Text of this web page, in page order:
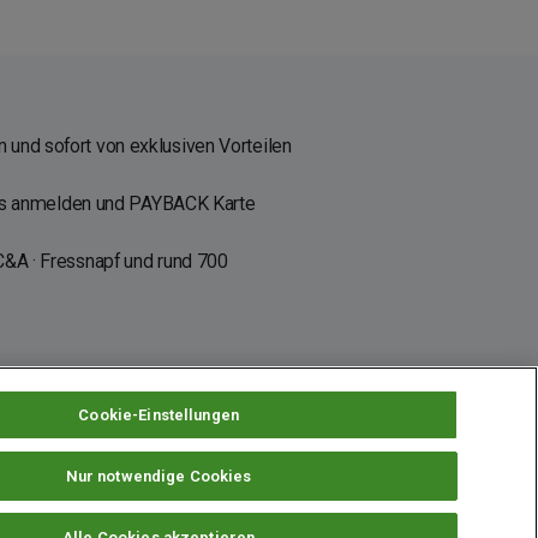
und sofort von exklusiven Vorteilen
und PAYBACK Karte
· Fressnapf und rund 700
Cookie-Einstellungen
Nur notwendige Cookies